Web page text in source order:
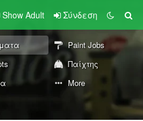
Show Adult Σύνδεση
Paint Jobs
Παίχτης
More